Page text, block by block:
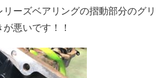
ーズベアリングの摺動部分のグリ
悪いです！！